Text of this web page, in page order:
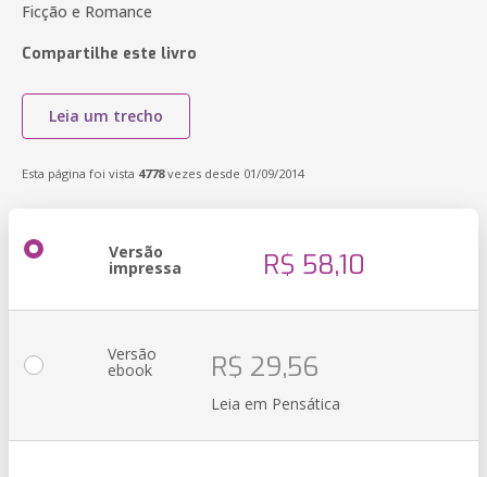
Ficção e Romance
Compartilhe este livro
Leia um trecho
Esta página foi vista 4778vezes desde 01/09/2014
Versão
impressa R$ 58,10
Versão
ebook R$ 29,56
Leia em Pensática